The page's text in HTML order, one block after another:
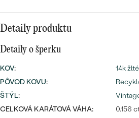
náušnice
prívesky
prstene
PREZRIEŤ
Detaily produktu
Detaily o šperku
KOV:
14k
PÔVOD KOVU:
ŠTÝL:
CELKOVÁ KARÁTOVÁ VÁHA:
0.156